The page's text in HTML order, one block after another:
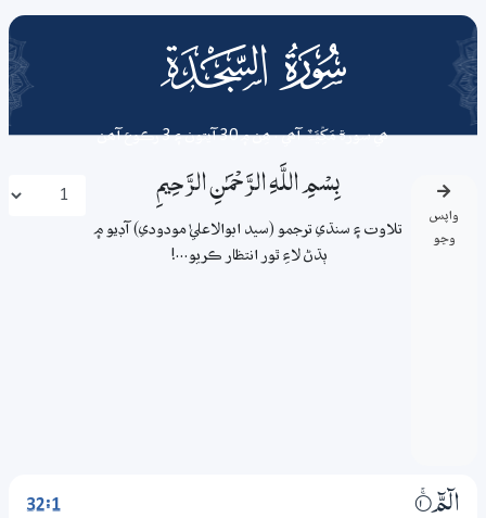
032 surah
ھي سورةمَکِّیَّۃٌآھي . ھِن ۾ 30 آيتون ۽ 3 رڪوع آھن
واپس
وڃو
بِسْمِ اللَّـهِ الرَّحْمَـٰنِ الرَّحِيمِ
تلاوت ۽ سنڌي ترجمو (سيد ابوالاعليٰ مودودي) آڊيو ۾
ٻڌڻ لاءِ ٿور انتظار ڪريو...!
32:1 الۗمّۗ 1‏۝ۚ